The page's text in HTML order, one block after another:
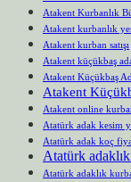
Atakent Kurbanlık
Atakent kurbanlık
Atakent kurban satışı
Atakent küçükbaş
Atakent Küçükbaş
Atakent
Atakent online
Atatürk adak kesim
Atatürk adak koç
Atatürk adaklık
Atatürk adaklık